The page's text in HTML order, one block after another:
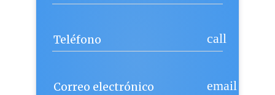
Teléfono call
Correo electrónico email